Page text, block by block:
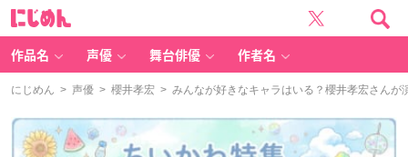
作品名 声優 舞台俳優 作者名
にじめん > 声優 > 櫻井孝宏 > みんなが好きなキャラはいる？櫻井孝宏さんが